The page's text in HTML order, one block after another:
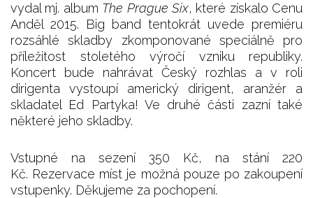
vydal mj. album The Prague Six, které získalo Cenu
Anděl 2015. Big band tentokrát uvede premiéru
rozsáhlé skladby zkomponované speciálně pro
příležitost stoletého výročí vzniku republiky.
Koncert bude nahrávat Český rozhlas a v roli
dirigenta vystoupí americký dirigent, aranžér a
skladatel Ed Partyka! Ve druhé části zazní také
některé jeho skladby.
Vstupné na sezení 350 Kč, na stání 220
Kč. Rezervace míst je možná pouze po zakoupení
vstupenky. Děkujeme za pochopení.